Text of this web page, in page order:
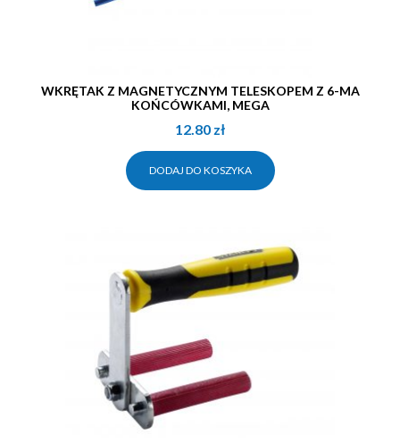
WKRĘTAK Z MAGNETYCZNYM TELESKOPEM Z 6-MA
KOŃCÓWKAMI, MEGA
12.80 zł
DODAJ DO KOSZYKA